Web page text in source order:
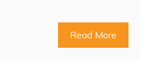
Read More